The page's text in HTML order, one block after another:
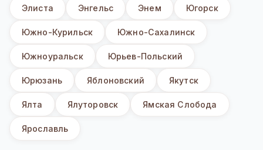
Элиста Энгельс Энем Югорск
Южно-Курильск Южно-Сахалинск
Южноуральск Юрьев-Польский
Юрюзань Яблоновский Якутск
Ялта Ялуторовск Ямская Слобода
Ярославль